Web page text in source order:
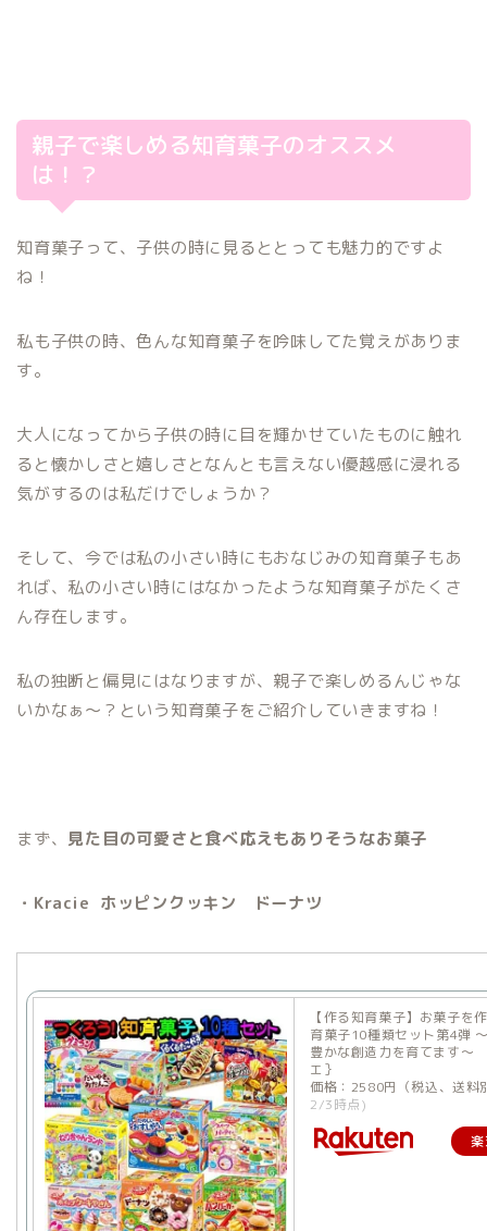
親子で楽しめる知育菓子のオススメ
は！？
知育菓子って、子供の時に見るととっても魅力的ですよ
ね！
私も子供の時、色んな知育菓子を吟味してた覚えがありま
す。
大人になってから子供の時に目を輝かせていたものに触れ
ると懐かしさと嬉しさとなんとも言えない優越感に浸れる
気がするのは私だけでしょうか？
そして、今では私の小さい時にもおなじみの知育菓子もあ
れば、私の小さい時にはなかったような知育菓子がたくさ
ん存在します。
私の独断と偏見にはなりますが、親子で楽しめるんじゃな
いかなぁ〜？という知育菓子をご紹介していきますね！
まず、 見た目の可愛さと食べ応えもありそうなお菓子
・Kracie ホッピンクッキン ドーナツ
【作る知育菓子】お菓子を
育菓子10種類セット第4弾
豊かな創造力を育てます
エ｝
価格：2580円（税込、送
2/3時点)